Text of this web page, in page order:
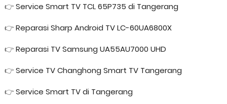
👉Service Smart TV TCL 65P735 di Tangerang
👉Reparasi Sharp Android TV LC-60UA6800X
👉Reparasi TV Samsung UA55AU7000 UHD
👉Service TV Changhong Smart TV Tangerang
👉Service Smart TV di Tangerang